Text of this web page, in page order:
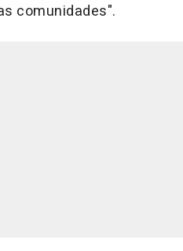
comunidades".